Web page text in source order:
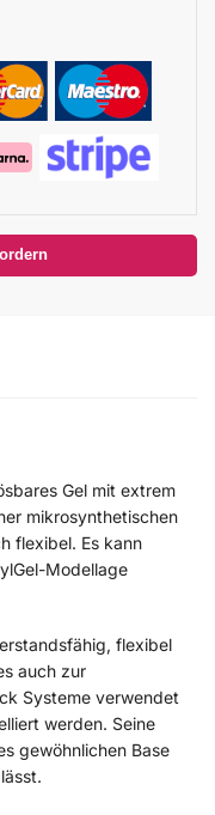
Gel mit extrem
mikrosynthetischen
flexibel. Es kann
Modellage
flexibel
auch zur
Systeme verwendet
werden. Seine
gewöhnlichen Base